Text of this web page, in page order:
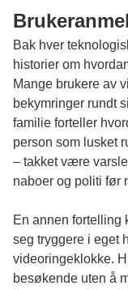
Bak hver
historier om
Mange brukere av
bekymringer rundt
familie forteller
person som lusket
– takket være
naboer og politi før
En annen fortelling
seg tryggere i eget
videoringeklokke.
besøkende uten å